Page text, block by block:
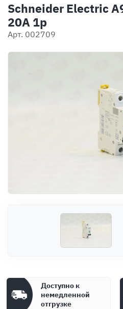
Вопросы и ответы
О компании
Schneider Electric
20A 1p
Арт. 002709
Доступно к
немедленной
отгрузке